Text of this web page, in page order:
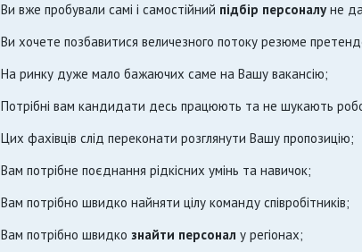
Ви вже пробували самі і самостійний підбір персоналуне
Ви хочете позбавитися величезного потоку резюме
На ринку дуже мало бажаючих саме на Вашу вакансію;
Потрібні вам кандидати десь працюють та не шукають
Цих фахівців слід переконати розглянути Вашу пропозицію;
Вам потрібне поєднання рідкісних умінь та навичок;
Вам потрібно швидко найняти цілу команду співробітників;
Вам потрібно швидко знайти персонал у регіонах;